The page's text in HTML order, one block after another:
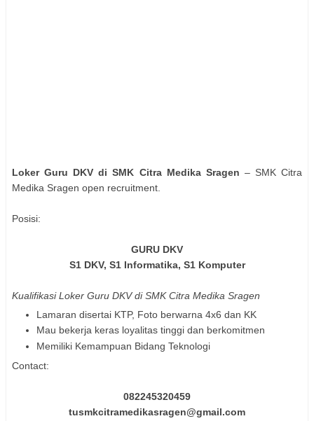
Loker Guru DKV di SMK Citra Medika Sragen – SMK Citra
Medika Sragen open recruitment.
Posisi:
GURU DKV
S1 DKV, S1 Informatika, S1 Komputer
Kualifikasi Loker Guru DKV di SMK Citra Medika Sragen
Lamaran disertai KTP, Foto berwarna 4x6 dan KK
Mau bekerja keras loyalitas tinggi dan berkomitmen
Memiliki Kemampuan Bidang Teknologi
Contact:
082245320459
tusmkcitramedikasragen@gmail.com